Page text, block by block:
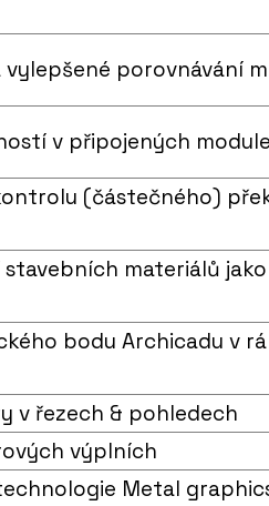
vylepšené porovnávání
v připojených
(částečného)
materiálů jako
bodu Archicadu v
v řezech & pohledech
výplních
Metal